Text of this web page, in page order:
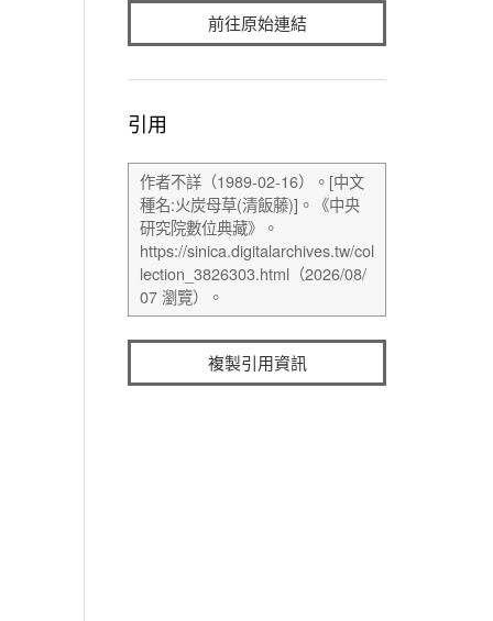
前往原始連結
引用
複製引用資訊